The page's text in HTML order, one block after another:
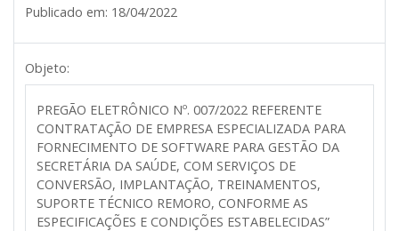
Publicado em: 18/04/2022
Objeto:
PREGÃO ELETRÔNICO Nº. 007/2022 REFERENTE
CONTRATAÇÃO DE EMPRESA ESPECIALIZADA PARA
FORNECIMENTO DE SOFTWARE PARA GESTÃO DA
SECRETÁRIA DA SAÚDE, COM SERVIÇOS DE
CONVERSÃO, IMPLANTAÇÃO, TREINAMENTOS,
SUPORTE TÉCNICO REMORO, CONFORME AS
ESPECIFICAÇÕES E CONDIÇÕES ESTABELECIDAS”